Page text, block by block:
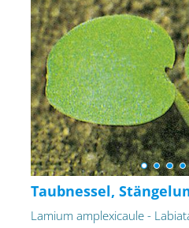
Taubnessel,
Lamium amplexicaule -